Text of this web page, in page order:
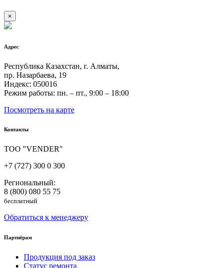
×
Адрес
Республика Казахстан, г. Алматы,
пр. Назарбаева, 19
Индекс: 050016
Режим работы: пн. – пт., 9:00 – 18:00
Посмотреть на карте
Контакты
ТОО "VENDER"
+7 (727) 300 0 300
Региональный:
8 (800) 080 55 75
бесплатный
Обратиться к менеджеру
Партнёрам
Продукция под заказ
Статус ремонта